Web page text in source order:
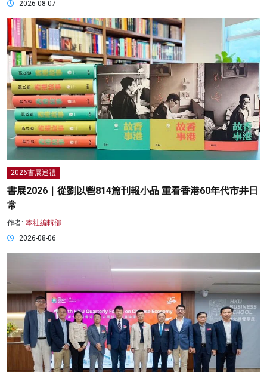
2026-08-07
2026書展巡禮
書展2026｜從劉以鬯814篇刊報小品 重看香港60年代市井日
常
作者: 本社編輯部
2026-08-06